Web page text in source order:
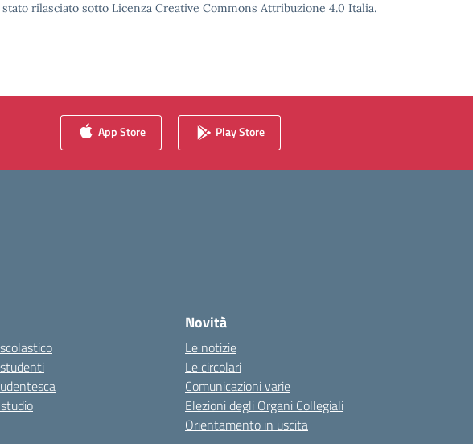
rilasciato sotto Licenza Creative Commons Attribuzione 4.0 Italia.
App Store Play Store
Novità
Le notizie
Le circolari
Comunicazioni varie
Elezioni degli Organi Collegiali
Orientamento in uscita